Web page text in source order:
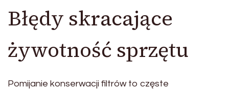
Błędy skracające
żywotność sprzętu
Pomijanie konserwacji filtrów to częste